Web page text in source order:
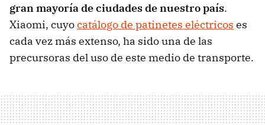
gran mayoría de ciudades de nuestro país.
Xiaomi, cuyocatálogo de patinetes eléctricos es
cada vez más extenso, ha sido una de las
precursoras del uso de este medio de transporte.